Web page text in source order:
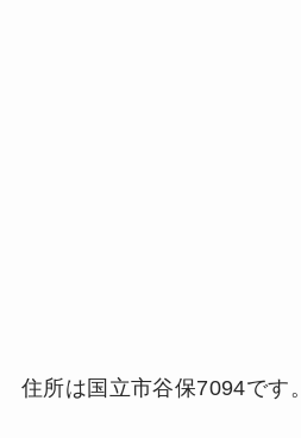
住所は国立市谷保7094です。